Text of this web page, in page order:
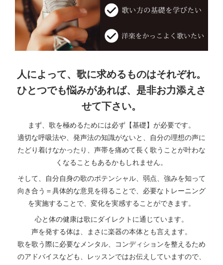
人によって、歌に求めるものはそれぞれ。
ひとつでも悩みがあれば、是非お力添えさ
せて下さい。
まず、歌を極めるためには必ず【基礎】が必要です。
適切な呼吸法や、発声法の知識がないと、自分の理想の声に
たどり着けなかったり、声帯を痛めて長く歌うことが叶わな
くなることもあるかもしれません。
そして、自分自身の歌のポテンシャル、弱点、強みを知って
向き合う＝具体的な意見を得ることで、必要なトレーニング
を実施することで、変化を実感することができます。
心と体の健康は歌にダイレクトに通じています。
声を発する体は、まさに楽器の本体とも言えます。
歌を歌う際に必要なメンタル、コンディションを整えるため
のアドバイスなども、レッスンではお伝えしていますので、